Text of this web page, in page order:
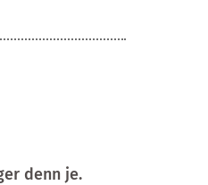
denn je.